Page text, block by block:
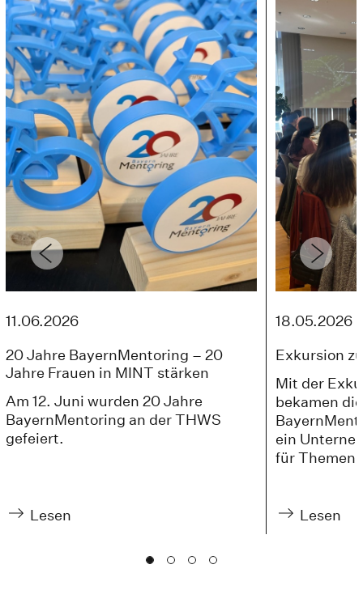
11.06.2026
20 Jahre BayernMentoring – 20
Jahre Frauen in MINT stärken
Am 12. Juni wurden 20 Jahre
BayernMentoring an der THWS
gefeiert.
Lesen
18.05.2026
Exkursion
Mit der
bekamen
ein
für Themen
Lesen